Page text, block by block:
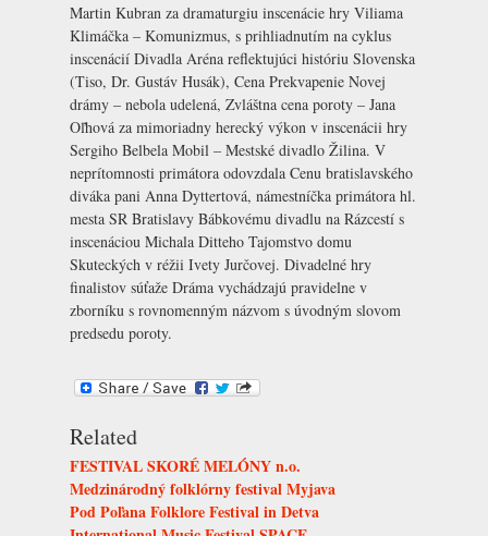
Martin Kubran za dramaturgiu inscenácie hry Viliama
Klimáčka – Komunizmus, s prihliadnutím na cyklus
inscenácií Divadla Aréna reflektujúci históriu Slovenska
(Tiso, Dr. Gustáv Husák), Cena Prekvapenie Novej
drámy – nebola udelená, Zvláštna cena poroty – Jana
Oľhová za mimoriadny herecký výkon v inscenácii hry
Sergiho Belbela Mobil – Mestské divadlo Žilina. V
neprítomnosti primátora odovzdala Cenu bratislavského
diváka pani Anna Dyttertová, námestníčka primátora hl.
mesta SR Bratislavy Bábkovému divadlu na Rázcestí s
inscenáciou Michala Ditteho Tajomstvo domu
Skuteckých v réžii Ivety Jurčovej. Divadelné hry
finalistov súťaže Dráma vychádzajú pravidelne v
zborníku s rovnomenným názvom s úvodným slovom
predsedu poroty.
Related
FESTIVAL SKORÉ MELÓNY n.o.
Medzinárodný folklórny festival Myjava
Pod Poľana Folklore Festival in Detva